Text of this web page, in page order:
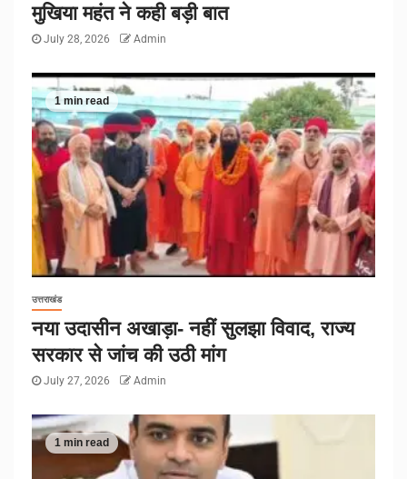
मुखिया महंत ने कही बड़ी बात
July 28, 2026 Admin
1 min read
उत्तराखंड
नया उदासीन अखाड़ा- नहीं सुलझा विवाद, राज्य
सरकार से जांच की उठी मांग
July 27, 2026 Admin
1 min read